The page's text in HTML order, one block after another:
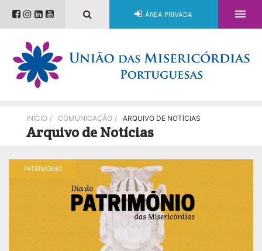
ÁREA PRIVADA 
INÍCIO / COMUNICAÇÃO / ARQUIVO DE NOTÍCIAS
Arquivo de Notícias
PATRIMÓNIO